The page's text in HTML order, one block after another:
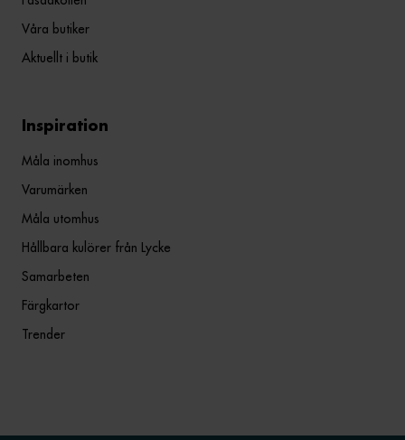
Våra butiker
Aktuellt i butik
Inspiration
Måla inomhus
Varumärken
Måla utomhus
Hållbara kulörer från Lycke
Samarbeten
Färgkartor
Trender